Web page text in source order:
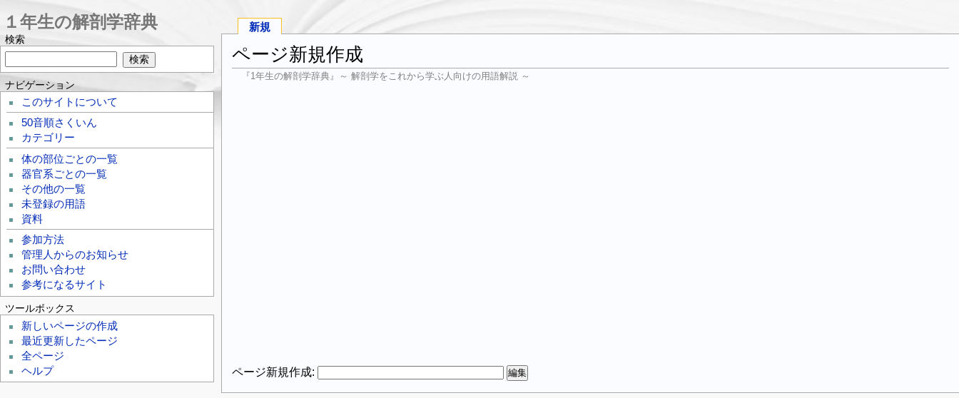
新規
ページ新規作成
『1年生の解剖学辞典』～ 解剖学をこれから学ぶ人向けの用語解説 ～
ページ新規作成:
１年生の解剖学辞典
検索
ナビゲーション
このサイトについて
50音順さくいん
カテゴリー
体の部位ごとの一覧
器官系ごとの一覧
その他の一覧
未登録の用語
資料
参加方法
管理人からのお知らせ
お問い合わせ
参考になるサイト
ツールボックス
新しいページの作成
最近更新したページ
全ページ
ヘルプ